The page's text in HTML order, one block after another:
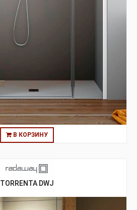
В КОРЗИНУ
TORRENTA DWJ